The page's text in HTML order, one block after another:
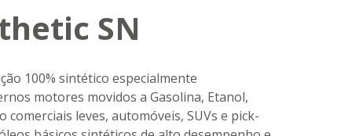
SN
100% sintético especialmente
motores movidos a Gasolina, Etanol,
comerciais leves, automóveis, SUVs e pick-